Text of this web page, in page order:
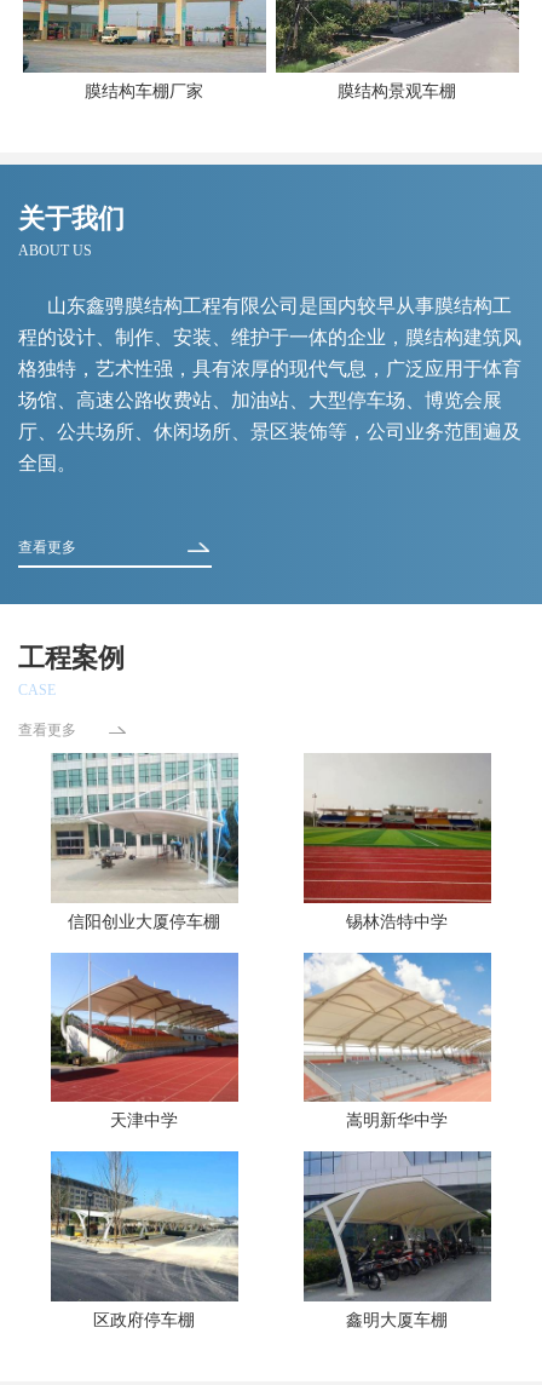
膜结构车棚厂家 膜结构景观车棚
关于我们
ABOUT US
山东鑫骋膜结构工程有限公司是国内较早从事膜结构工
程的设计、制作、安装、维护于一体的企业，膜结构建筑风
格独特，艺术性强，具有浓厚的现代气息，广泛应用于体育
场馆、高速公路收费站、加油站、大型停车场、博览会展
厅、公共场所、休闲场所、景区装饰等，公司业务范围遍及
全国。
查看更多
工程案例
CASE
查看更多
信阳创业大厦停车棚 锡林浩特中学
天津中学 嵩明新华中学
区政府停车棚 鑫明大厦车棚